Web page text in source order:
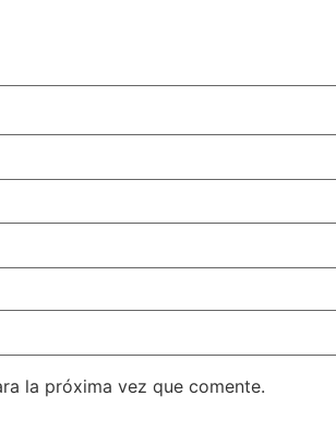
la próxima vez que comente.